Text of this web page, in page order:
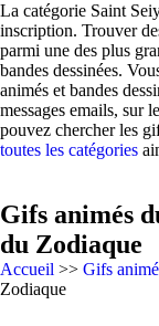
La catégorie Saint
inscription. Trouver
parmi une des plus
bandes dessinées.
animés et bandes
messages emails, sur
pouvez chercher les
toutes les catégories
Gifs animés
du Zodiaque
Accueil >> Gifs
Zodiaque